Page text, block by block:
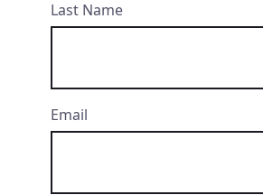
Last Name
Email